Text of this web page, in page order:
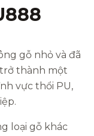
gỗ nhỏ và đã
thành một
vực thổi PU,
loại gỗ khác